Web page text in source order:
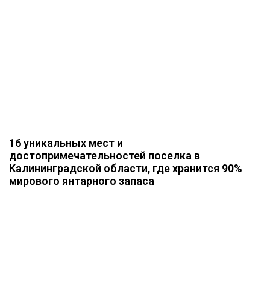
16 уникальных мест и
достопримечательностей поселка в
Калининградской области, где хранится 90%
мирового янтарного запаса